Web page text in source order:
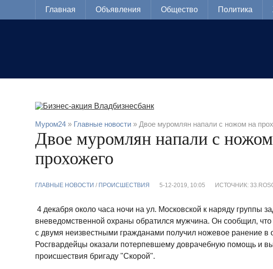
Главная Объявления Общество Политика
Муром24 » Главные новости » Двое муромлян напали с ножом на
Двое муромлян напали с
прохожего
ГЛАВНЫЕ НОВОСТИ / ПРОИСШЕСТВИЯ 5-12-2019, 10:05 ИСТОЧНИК:
4 декабря около часа ночи на ул. Московской к наряду группы
вневедомственной охраны обратился мужчина. Он сообщил,
с двумя неизвестными гражданами получил ножевое ранение в
Росгвардейцы оказали потерпевшему доврачебную помощь и
происшествия бригаду "Скорой".